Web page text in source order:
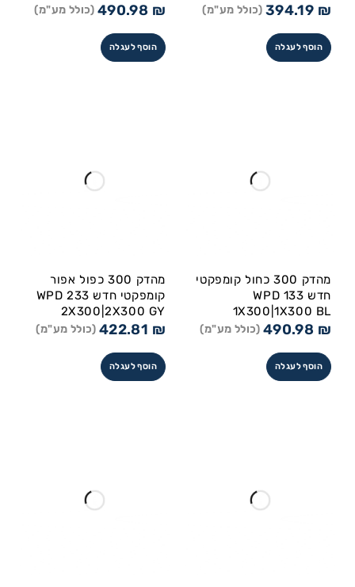
394.19 ₪ (כולל מע"מ)
הוסף לעגלה
490.98 ₪ (כולל מע"מ)
הוסף לעגלה
מהדק 300 כחול קומפקטי
חדש WPD 133
1X300|1X300 BL
490.98 ₪ (כולל מע"מ)
הוסף לעגלה
מהדק 300 כפול אפור
קומפקטי חדש WPD 233
2X300|2X300 GY
422.81 ₪ (כולל מע"מ)
הוסף לעגלה